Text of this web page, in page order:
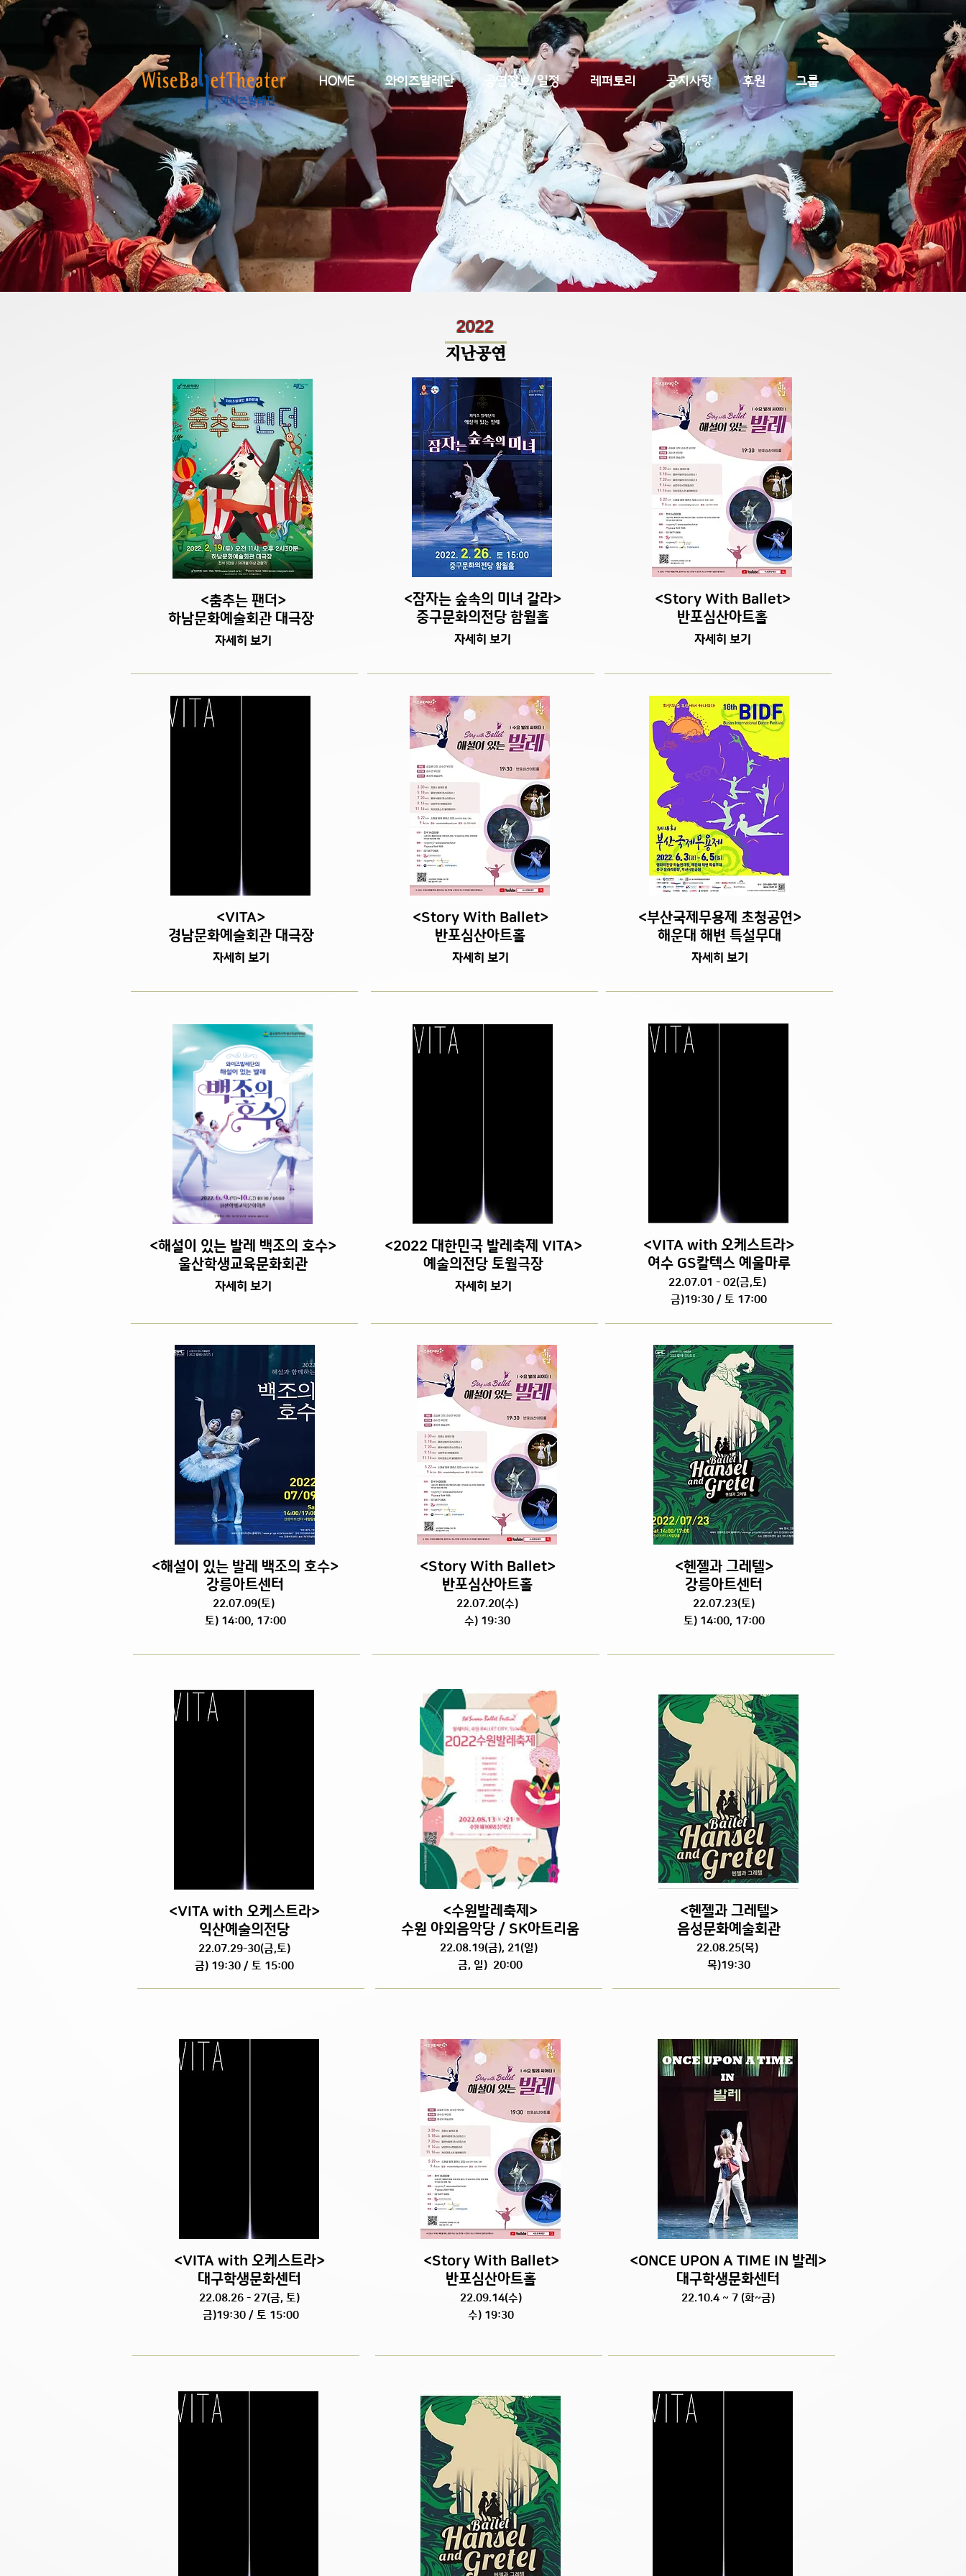
HOME 와이즈발레단 공연정보/일정 레퍼토리 공지사항 후원 그룹
2022
지난공연
​<춤추는 팬더>
​하남문화예술회관 대극장
자세히 보기
<잠자는 숲속의 미녀 갈라>
중구문화의전당 함월홀
자세히 보기
<Story With Ballet>
​반포심산아트홀
자세히 보기
<VITA>
​경남문화예술회관 대극장
자세히 보기
<Story With Ballet>
​반포심산아트홀
자세히 보기
<부산국제무용제 초청공연>
​해운대 해변 특설무대
자세히 보기
<해설이 있는 발레 백조의 호수>
​울산학생교육문화회관
자세히 보기
<2022 대한민국 발레축제 VITA>
​예술의전당 토월극장
자세히 보기
<VITA with 오케스트라>
여수 GS칼텍스 예울마루
22.07.01 - 02(금,토)
금)19:30 / 토 17:00
<해설이 있는 발레 백조의 호수>
강릉아트센터
22.07.09(토)
토) 14:00, 17:00
<Story With Ballet>
반포심산아트홀
22.07.20(수)
수) 19:30
<헨젤과 그레텔>
강릉아트센터
22.07.23(토)
토) 14:00, 17:00
<VITA with 오케스트라>
익산예술의전당
22.07.29-30(금,토)
금) 19:30 / 토 15:00
<수원발레축제>
수원 야외음악당 / SK아트리움
22.08.19(금), 21(일)
금, 일) 20:00
<헨젤과 그레텔>
음성문화예술회관
22.08.25(목)
목)19:30
<VITA with 오케스트라>
대구학생문화센터
22.08.26 - 27(금, 토)
금)19:30 / 토 15:00
<Story With Ballet>
반포심산아트홀
22.09.14(수)
수) 19:30
<ONCE UPON A TIME IN 발레>
대구학생문화센터
22.10.4 ~ 7 (화~금)